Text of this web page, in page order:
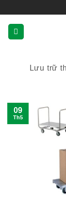
Lưu trữ
09
Th5